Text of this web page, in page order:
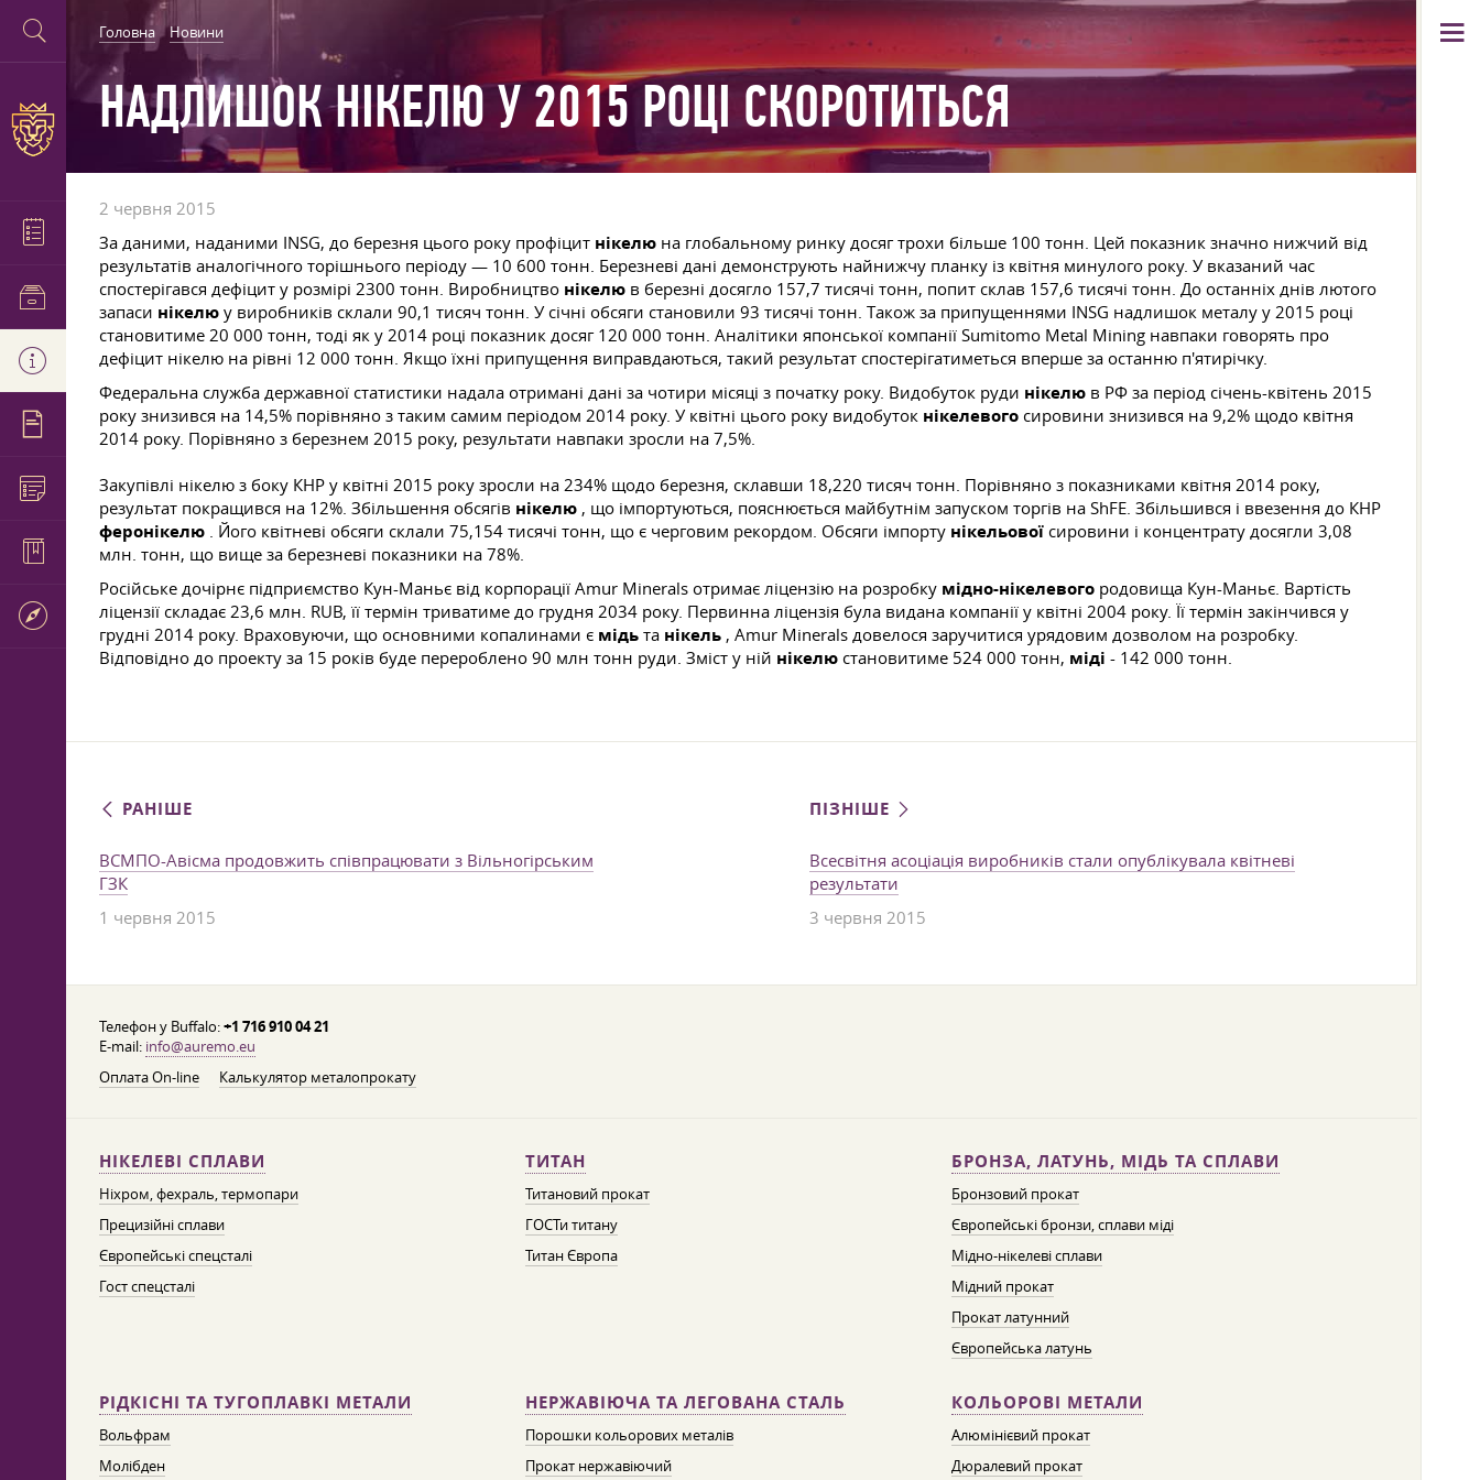
Головна Новини
НАДЛИШОК НІКЕЛЮ У 2015 РОЦІ СКОРОТИТЬСЯ
2 червня 2015
За даними, наданими INSG, до березня цього року профіцит нікелю на глобальному ринку досяг трохи більше 100 тонн. Цей показник значно нижчий від
результатів аналогічного торішнього періоду — 10 600 тонн. Березневі дані демонструють найнижчу планку із квітня минулого року. У вказаний час
спостерігався дефіцит у розмірі 2300 тонн. Виробництво нікелю в березні досягло 157,7 тисячі тонн, попит склав 157,6 тисячі тонн. До останніх днів лютого
запаси нікелю у виробників склали 90,1 тисяч тонн. У січні обсяги становили 93 тисячі тонн. Також за припущеннями INSG надлишок металу у 2015 році
становитиме 20 000 тонн, тоді як у 2014 році показник досяг 120 000 тонн. Аналітики японської компанії Sumitomo Metal Mining навпаки говорять про
дефіцит нікелю на рівні 12 000 тонн. Якщо їхні припущення виправдаються, такий результат спостерігатиметься вперше за останню п'ятирічку.
Федеральна служба державної статистики надала отримані дані за чотири місяці з початку року. Видобуток руди нікелю в РФ за період січень-квітень 2015
року знизився на 14,5% порівняно з таким самим періодом 2014 року. У квітні цього року видобуток нікелевого сировини знизився на 9,2% щодо квітня
2014 року. Порівняно з березнем 2015 року, результати навпаки зросли на 7,5%.
Закупівлі нікелю з боку КНР у квітні 2015 року зросли на 234% щодо березня, склавши 18,220 тисяч тонн. Порівняно з показниками квітня 2014 року,
результат покращився на 12%. Збільшення обсягів нікелю , що імпортуються, пояснюється майбутнім запуском торгів на ShFE. Збільшився і ввезення до КНР
феронікелю . Його квітневі обсяги склали 75,154 тисячі тонн, що є черговим рекордом. Обсяги імпорту нікельової сировини і концентрату досягли 3,08
млн. тонн, що вище за березневі показники на 78%.
Російське дочірнє підприємство Кун-Маньє від корпорації Amur Minerals отримає ліцензію на розробку мідно-нікелевого родовища Кун-Маньє. Вартість
ліцензії складає 23,6 млн. RUB, її термін триватиме до грудня 2034 року. Первинна ліцензія була видана компанії у квітні 2004 року. Її термін закінчився у
грудні 2014 року. Враховуючи, що основними копалинами є мідь та нікель , Amur Minerals довелося заручитися урядовим дозволом на розробку.
Відповідно до проекту за 15 років буде перероблено 90 млн тонн руди. Зміст у ній нікелю становитиме 524 000 тонн, міді - 142 000 тонн.
РАНІШЕ
ВСМПО-Авісма продовжить співпрацювати з Вільногірським
ГЗК
1 червня 2015
ПІЗНІШЕ
Всесвітня асоціація виробників стали опублікувала квітневі
результати
3 червня 2015
Телефон у Buffalo:+1 716 910 04 21
E-mail: info@auremo.eu
Оплата On-line
Калькулятор металопрокату
НІКЕЛЕВІ СПЛАВИ
Ніхром, фехраль, термопари
Прецизійні сплави
Європейські спецсталі
Гост спецсталі
ТИТАН
Титановий прокат
ГОСТи титану
Титан Європа
БРОНЗА, ЛАТУНЬ, МІДЬ ТА СПЛАВИ
Бронзовий прокат
Європейські бронзи, сплави міді
Мідно-нікелеві сплави
Мідний прокат
Прокат латунний
Європейська латунь
РІДКІСНІ ТА ТУГОПЛАВКІ МЕТАЛИ
Вольфрам
Молібден
НЕРЖАВІЮЧА ТА ЛЕГОВАНА СТАЛЬ
Порошки кольорових металів
Прокат нержавіючий
КОЛЬОРОВІ МЕТАЛИ
Алюмінієвий прокат
Дюралевий прокат